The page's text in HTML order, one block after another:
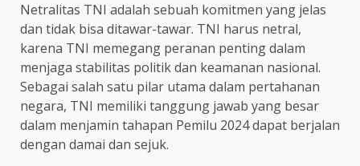
Netralitas TNI adalah sebuah komitmen yang jelas
dan tidak bisa ditawar-tawar. TNI harus netral,
karena TNI memegang peranan penting dalam
menjaga stabilitas politik dan keamanan nasional.
Sebagai salah satu pilar utama dalam pertahanan
negara, TNI memiliki tanggung jawab yang besar
dalam menjamin tahapan Pemilu 2024 dapat berjalan
dengan damai dan sejuk.